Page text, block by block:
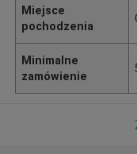
Miejsce
pochodzenia
Minimalne
zamówienie